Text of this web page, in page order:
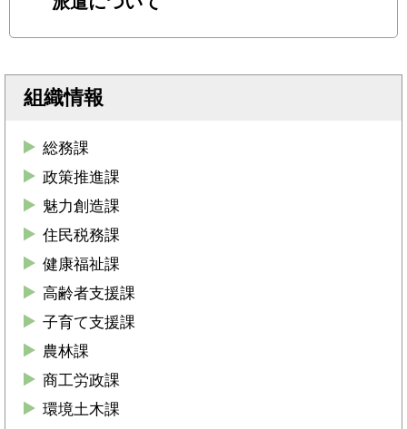
組織情報
総務課
政策推進課
魅力創造課
住民税務課
健康福祉課
高齢者支援課
子育て支援課
農林課
商工労政課
環境土木課